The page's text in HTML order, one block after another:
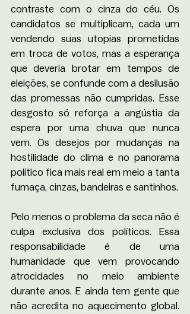
contraste com o cinza do céu. Os
candidatos se multiplicam, cada um
vendendo suas utopias prometidas
em troca de votos, mas a esperança
que deveria brotar em tempos de
eleições, se confunde com a desilusão
das promessas não cumpridas. Esse
desgosto só reforça a angústia da
espera por uma chuva que nunca
vem. Os desejos por mudanças na
hostilidade do clima e no panorama
político fica mais real em meio a tanta
fumaça, cinzas, bandeiras e santinhos.
Pelo menos o problema da seca não é
culpa exclusiva dos políticos. Essa
responsabilidade é de uma
humanidade que vem provocando
atrocidades no meio ambiente
durante anos. E ainda tem gente que
não acredita no aquecimento global.